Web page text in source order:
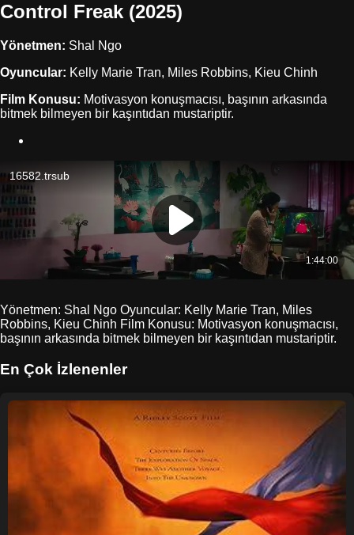
Control Freak (2025)
Yönetmen: Shal Ngo
Oyuncular: Kelly Marie Tran, Miles Robbins, Kieu Chinh
Film Konusu: Motivasyon konuşmacısı, başının arkasında
bitmek bilmeyen bir kaşıntıdan mustariptir.
Yönetmen: Shal Ngo Oyuncular: Kelly Marie Tran, Miles
Robbins, Kieu Chinh Film Konusu: Motivasyon konuşmacısı,
başının arkasında bitmek bilmeyen bir kaşıntıdan mustariptir.
En Çok İzlenenler